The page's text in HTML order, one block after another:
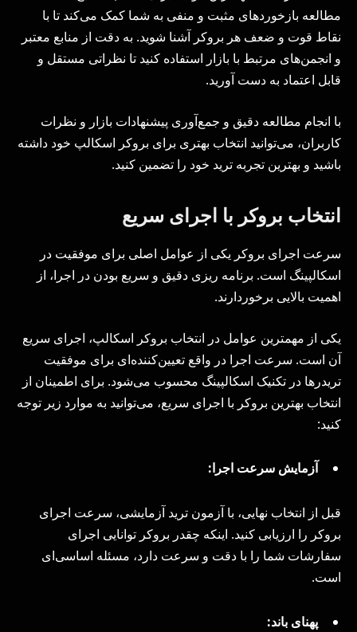
مطالعه بازخوردهای مثبت و منفی به شما کمک می‌کند تا با
نقاط قوت و ضعف هر بروکر آشنا شوید. به دقت از منابع معتبر
و انجمن‌های مرتبط با بازار استفاده کنید تا نظراتی مستقل و
قابل اعتماد به دست آورید.
با انجام مطالعه دقیق و جمع‌آوری پیشنهادات بازار و نظرات
کاربران، می‌توانید انتخاب بهتری برای بروکر اسکالپ خود داشته
باشید و بهترین تجربه ترید خود را تضمین کنید.
انتخاب بروکر با اجرای سریع
سرعت اجرای بروکر یکی از عوامل اصلی برای موفقیت در
اسکالپینگ است. برنامه ریزی دقیق و سریع بودن در اجرا، از
اهمیت بالایی برخوردارند.
یکی از مهمترین عوامل در انتخاب بروکر اسکالپ، اجرای سریع
آن است. سرعت اجرا در واقع تعیین‌کننده‌ای برای موفقیت
تریدرها در تکنیک اسکالپینگ محسوب می‌شود. برای اطمینان از
انتخاب بهترین بروکر با اجرای سریع، می‌توانید به موارد زیر توجه
کنید:
آزمایش سرعت اجرا:
قبل از انتخاب نهایی، با آزمون ترید آزمایشی، سرعت اجرای
بروکر را ارزیابی کنید. اینکه چقدر بروکر توانایی اجرای
سفارشات شما را با دقت و سرعت دارد، مسئله اساسی‌ای
است.
پهنای باند: